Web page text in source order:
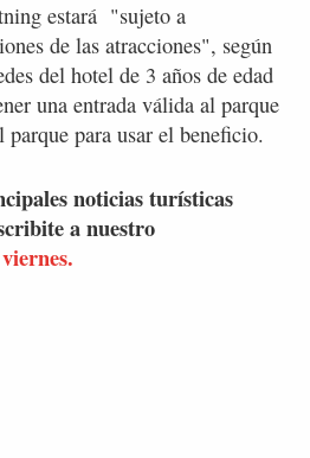
estará "sujeto a
de las atracciones", según
del hotel de 3 años de edad
una entrada válida al parque
para usar el beneficio.
noticias turísticas
a nuestro